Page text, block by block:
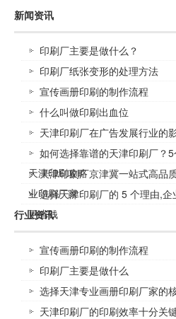
新闻资讯
印刷厂主要是做什么？
印刷厂纸张变形的处理方法
宣传画册印刷的制作流程
什么叫做印刷出血位
天津印刷厂在广告发展行业的
如何选择靠谱的天津印刷厂？5
天津印刷攻略
天津印刷厂京津冀一站式高品
业印刷厂家
选择天津印刷厂的 5 个理由,企
更省钱
行业资讯
宣传画册印刷的制作流程
印刷厂主要是做什么
选择天津专业画册印刷厂家的
天津印刷厂的印刷效率十分关